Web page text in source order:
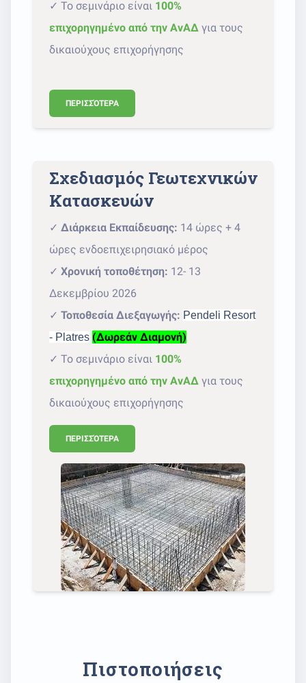
✓ Το σεμινάριο είναι 100%
επιχορηγημένο από την ΑνΑΔ για τους
δικαιούχους επιχορήγησης
ΠΕΡΙΣΣΌΤΕΡΑ
Σχεδιασμός Γεωτεχνικών
Κατασκευών
✓ Διάρκεια Εκπαίδευσης: 14 ώρες + 4
ώρες ενδοεπιχειρησιακό μέρος
✓ Χρονική τοποθέτηση: 12- 13
Δεκεμβρίου 2026
✓ Τοποθεσία Διεξαγωγής: Pendeli Resort
- Platres (Δωρεάν Διαμονή)
✓ Το σεμινάριο είναι 100%
επιχορηγημένο από την ΑνΑΔ για τους
δικαιούχους επιχορήγησης
ΠΕΡΙΣΣΌΤΕΡΑ
Πιστοποιήσεις